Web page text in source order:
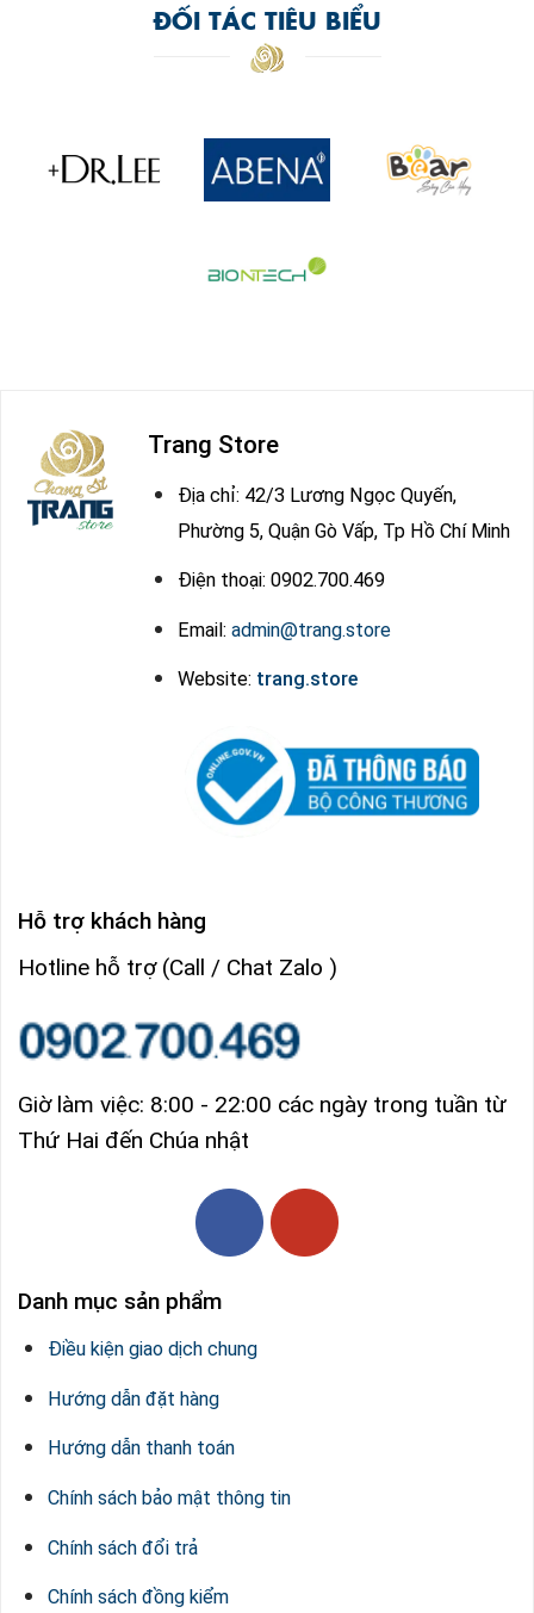
ĐỐI TÁC TIÊU BIỂU
Trang Store
Địa chỉ: 42/3 Lương Ngọc Quyến,
Phường 5, Quận Gò Vấp, Tp Hồ Chí Minh
Điện thoại: 0902.700.469
Email:admin@trang.store
Website: trang.store
Hỗ trợ khách hàng
Hotline hỗ trợ (Call / Chat Zalo )
Giờ làm việc: 8:00 - 22:00 các ngày trong tuần từ
Thứ Hai đến Chúa nhật
Danh mục sản phẩm
Điều kiện giao dịch chung
Hướng dẫn đặt hàng
Hướng dẫn thanh toán
Chính sách bảo mật thông tin
Chính sách đổi trả
Chính sách đồng kiểm